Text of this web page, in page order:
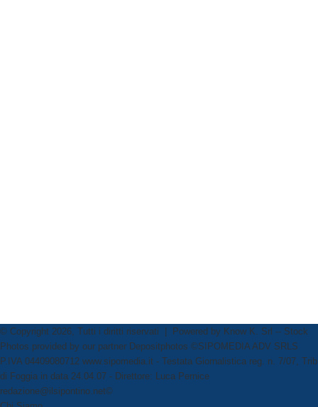
© Copyright 2026, Tutti i diritti riservati | Powered by Know K. Srl -- Stock
Photos provided by our partner Depositphotos ©SIPOMEDIA ADV SRLS
P.IVA 04409080712 www.sipomedia.it - Testata Giornalistica reg. n. 7/07, Trib
di Foggia in data 24.04.07 - Direttore: Luca Pernice
redazione@ilsipontino.net©